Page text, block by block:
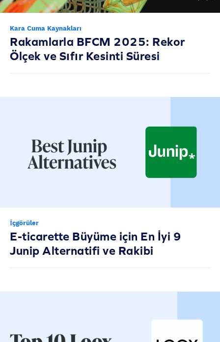
Kara Cuma Kaynakları
Rakamlarla BFCM 2025: Rekor
Ölçek ve Sıfır Kesinti Süresi
İçgörüler
E-ticarette Büyüme için En İyi 9
Junip Alternatifi ve Rakibi